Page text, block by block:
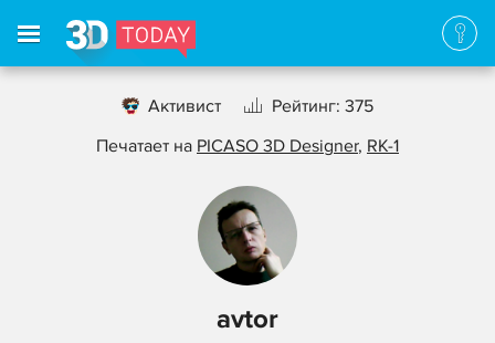
Активист
Рейтинг: 375
Печатает на PICASO 3D Designer, RK-1
avtor